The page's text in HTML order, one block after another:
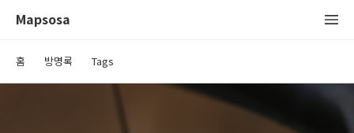
Mapsosa
홈 방명록 Tags